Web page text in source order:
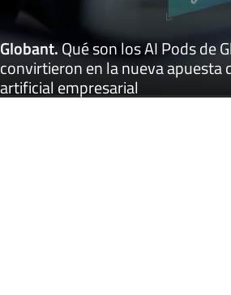
Globant.Qué son los AI Pods de
convirtieron en la nueva apuesta
artificial empresarial